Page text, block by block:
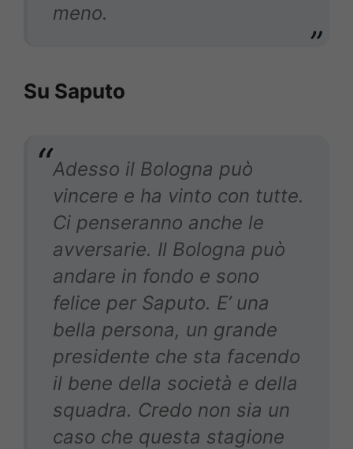
meno.
Su Saputo
Adesso il Bologna può
vincere e ha vinto con tutte.
Ci penseranno anche le
avversarie. Il Bologna può
andare in fondo e sono
felice per Saputo. E’ una
bella persona, un grande
presidente che sta facendo
il bene della società e della
squadra. Credo non sia un
caso che questa stagione